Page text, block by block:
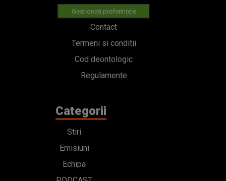
Gestionați preferințele
Contact
Termeni si conditii
Cod deontologic
Regulamente
Categorii
Stiri
Emisiuni
Echipa